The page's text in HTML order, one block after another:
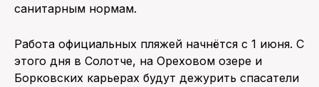
санитарным нормам.
Работа официальных пляжей начнётся с 1 июня. С
этого дня в Солотче, на Ореховом озере и
Борковских карьерах будут дежурить спасатели